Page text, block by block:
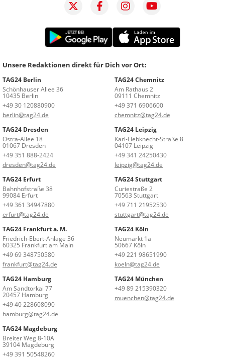
Unsere Redaktionen direkt für Dich vor Ort:
TAG24 Berlin
Schönhauser Allee 36
10435 Berlin
+49 30 120880900
berlin@tag24.de
TAG24 Chemnitz
Am Rathaus 2
09111 Chemnitz
+49 371 6906600
chemnitz@tag24.de
TAG24 Dresden
Ostra-Allee 18
01067 Dresden
+49 351 888-2424
dresden@tag24.de
TAG24 Leipzig
Karl-Liebknecht-Straße 8
04107 Leipzig
+49 341 24250430
leipzig@tag24.de
TAG24 Erfurt
Bahnhofstraße 38
99084 Erfurt
+49 361 34947880
erfurt@tag24.de
TAG24 Stuttgart
Curiestraße 2
70563 Stuttgart
+49 711 21952530
stuttgart@tag24.de
TAG24 Frankfurt a. M.
Friedrich-Ebert-Anlage 36
60325 Frankfurt am Main
+49 69 348750580
frankfurt@tag24.de
TAG24 Köln
Neumarkt 1a
50667 Köln
+49 221 98651990
koeln@tag24.de
TAG24 Hamburg
Am Sandtorkai 77
20457 Hamburg
+49 40 228608090
hamburg@tag24.de
TAG24 München
+49 89 215390320
muenchen@tag24.de
TAG24 Magdeburg
Breiter Weg 8-10A
39104 Magdeburg
+49 391 50548260